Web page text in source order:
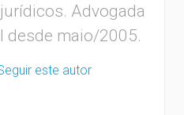
Advogada
desde maio/2005.
este autor